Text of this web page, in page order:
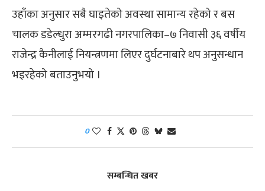
उहाँका अनुसार सबै घाइतेको अवस्था सामान्य रहेको र बस
चालक डडेल्धुरा अम्मरगढी नगरपालिका–७ निवासी ३६ वर्षीय
राजेन्द्र कैनीलाई नियन्त्रणमा लिएर दुर्घटनाबारे थप अनुसन्धान
भइरहेको बताउनुभयो ।
0
सम्बन्धित खबर